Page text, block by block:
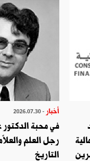
أخبار - 2026.07.30
في محبة الدكتور
رجل العلم
التاريخ